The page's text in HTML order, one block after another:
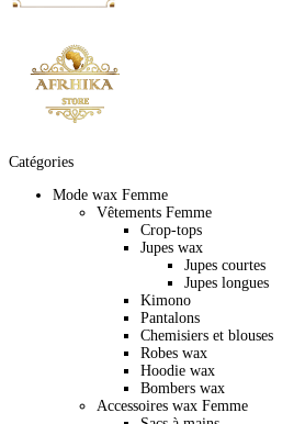
Catégories
Mode wax Femme
Vêtements Femme
Crop-tops
Jupes wax
Jupes courtes
Jupes longues
Kimono
Pantalons
Chemisiers et blouses
Robes wax
Hoodie wax
Bombers wax
Accessoires wax Femme